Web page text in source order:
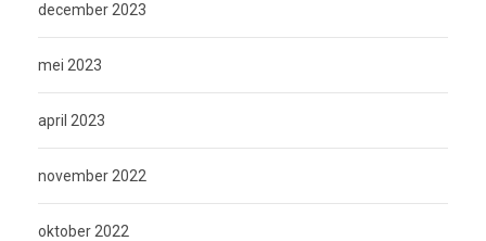
december 2023
mei 2023
april 2023
november 2022
oktober 2022